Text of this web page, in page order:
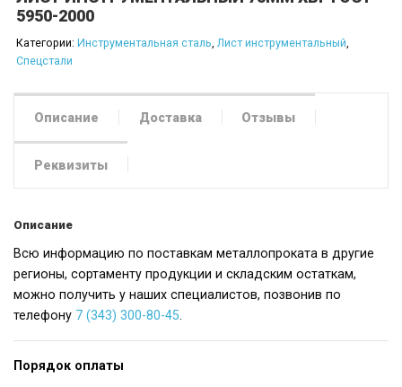
5950-2000
Категории: Инструментальная сталь, Лист инструментальный,
Спецстали
Описание Доставка Отзывы
Реквизиты
Описание
Всю информацию по поставкам металлопроката в другие
регионы, сортаменту продукции и складским остаткам,
можно получить у наших специалистов, позвонив по
телефону 7 (343) 300-80-45.
Порядок оплаты